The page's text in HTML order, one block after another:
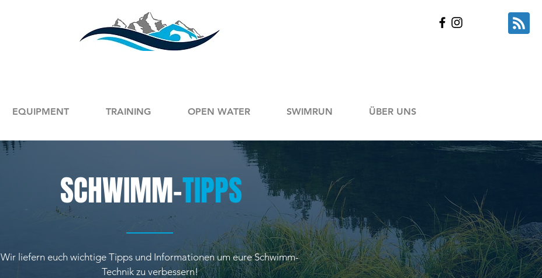
EQUIPMENT TRAINING OPEN WATER SWIMRUN ÜBER UNS
SCHWIMM-TIPPS
Wir liefern euch wichtige Tipps und Informationen um eure Schwimm-
Technik zu verbessern!